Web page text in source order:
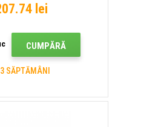
lei
CUMPĂRĂ
SĂPTĂMÂNI